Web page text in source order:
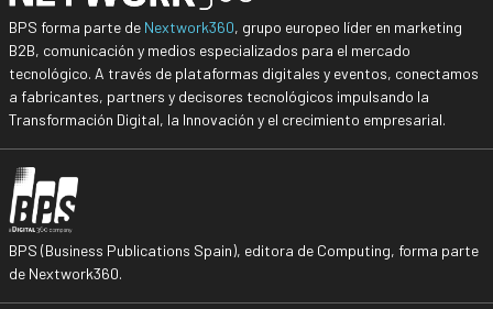
BPS forma parte de Nextwork360, grupo europeo líder en marketing
B2B, comunicación y medios especializados para el mercado
tecnológico. A través de plataformas digitales y eventos, conectamos
a fabricantes, partners y decisores tecnológicos impulsando la
Transformación Digital, la Innovación y el crecimiento empresarial.
BPS (Business Publications Spain), editora de Computing, forma parte
de Nextwork360.